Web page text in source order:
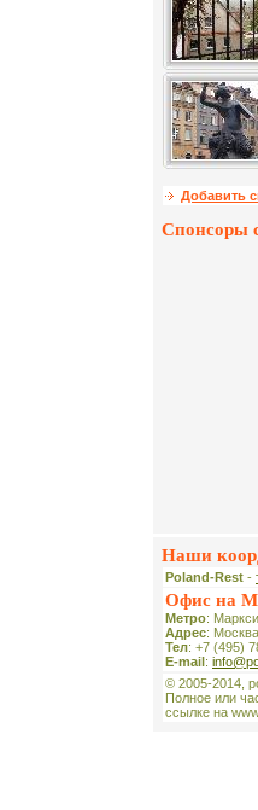
Добавить
Спонсоры
Наши
Poland-Rest -
Офис на
Метро:
Адрес:
Тел: +7 (495)
E-mail:
© 2005-2014,
Полное или
ссылке на